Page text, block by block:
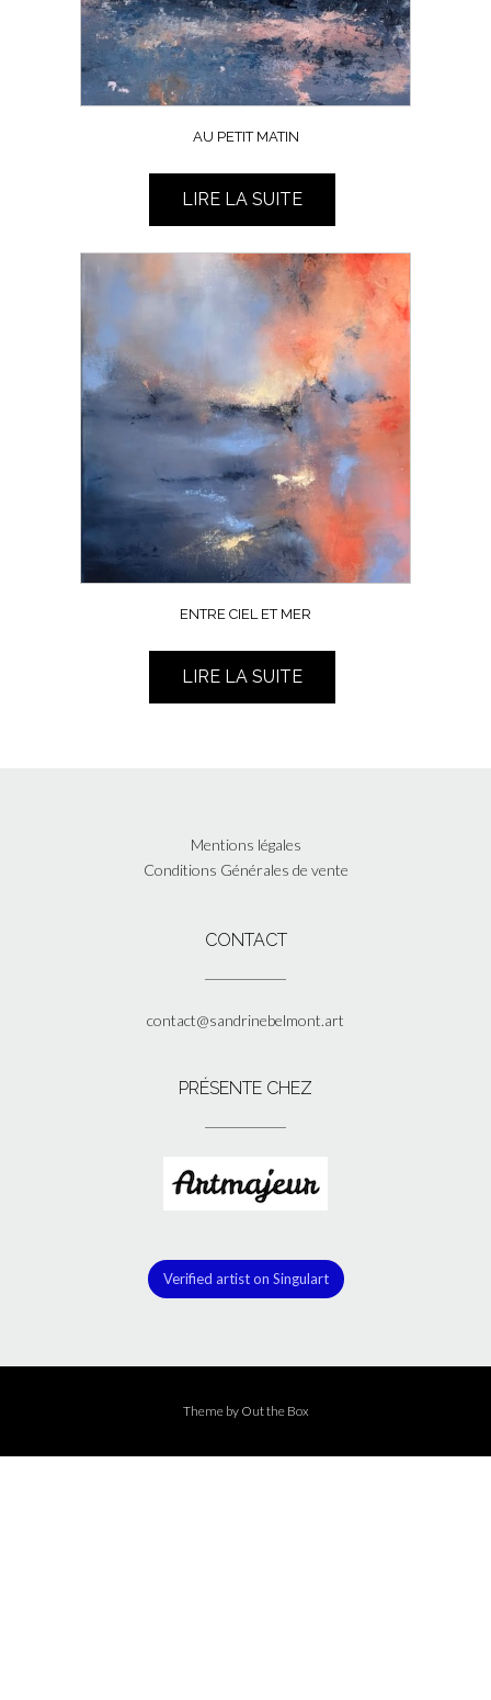
AU PETIT MATIN
LIRE LA SUITE
ENTRE CIEL ET MER
LIRE LA SUITE
Mentions légales
Conditions Générales de vente
CONTACT
contact@sandrinebelmont.art
PRÉSENTE CHEZ
Verified artist on Singulart
Theme by Out the Box